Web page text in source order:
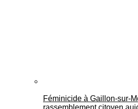
Féminicide à
rassemblement citoyen